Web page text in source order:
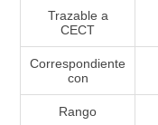
Trazable a
CECT
Correspondiente
con
Rango